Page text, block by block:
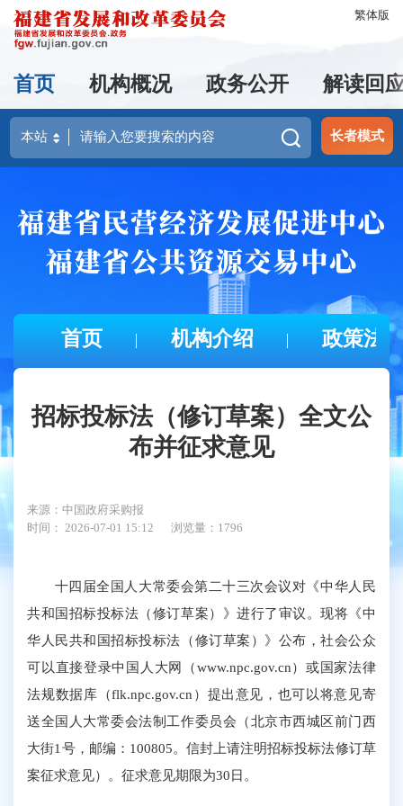
繁体版
首页 机构概况 政务公开 解读回
长者模式
首页 机构介绍 政策法
招标投标法（修订草案）全文公
布并征求意见
来源：中国政府采购报
时间： 2026-07-01 15:12
浏览量：1796
十四届全国人大常委会第二十三次会议对《中华人民
共和国招标投标法（修订草案）》进行了审议。现将《中
华人民共和国招标投标法（修订草案）》公布，社会公众
可以直接登录中国人大网（www.npc.gov.cn）或国家法律
法规数据库（flk.npc.gov.cn）提出意见，也可以将意见寄
送全国人大常委会法制工作委员会（北京市西城区前门西
大街1号，邮编：100805。信封上请注明招标投标法修订草
案征求意见）。征求意见期限为30日。